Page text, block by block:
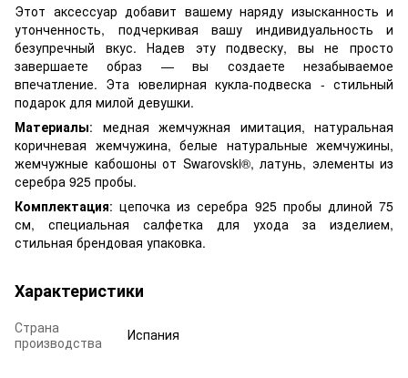
Этот аксессуар добавит вашему наряду изысканность и
утонченность, подчеркивая вашу индивидуальность и
безупречный вкус. Надев эту подвеску, вы не просто
завершаете образ — вы создаете незабываемое
впечатление. Эта ювелирная кукла-подвеска - стильный
подарок для милой девушки.
Материалы: медная жемчужная имитация, натуральная
коричневая жемчужина, белые натуральные жемчужины,
жемчужные кабошоны от Swarovski®, латунь, элементы из
серебра 925 пробы.
Комплектация: цепочка из серебра 925 пробы длиной 75
см, специальная салфетка для ухода за изделием,
стильная брендовая упаковка.
Характеристики
Страна
производства
Испания